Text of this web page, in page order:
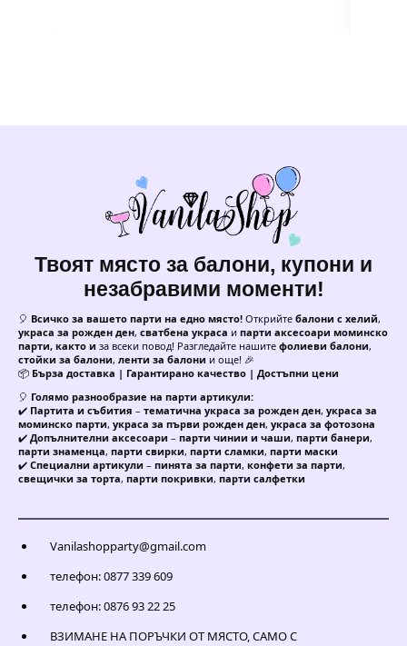
Твоят място за балони, купони и
незабравими моменти!
🎈 Всичко за вашето парти на едно място! Открийте балони с хелий,
украса за рожден ден, сватбена украса и парти аксесоари моминско
парти, както и за всеки повод! Разгледайте нашите фолиеви балони,
стойки за балони, ленти за балони и още! 🎉
📦 Бърза доставка | Гарантирано качество | Достъпни цени
🎈 Голямо разнообразие на парти артикули:
✔️ Партита и събития – тематична украса за рожден ден, украса за
моминско парти, украса за първи рожден ден, украса за фотозона
✔️ Допълнителни аксесоари – парти чинии и чаши, парти банери,
парти знаменца, парти свирки, парти сламки, парти маски
✔️ Специални артикули – пинята за парти, конфети за парти,
свещички за торта, парти покривки, парти салфетки
Vanilashopparty@gmail.com
телефон: 0877 339 609
телефон: 0876 93 22 25
ВЗИМАНЕ НА ПОРЪЧКИ ОТ МЯСТО, САМО С